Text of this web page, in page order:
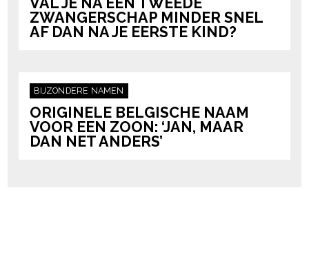
ZWANGERSCHAP MINDER SNEL
AF DAN NA JE EERSTE KIND?
BIJZONDERE NAMEN
ORIGINELE BELGISCHE NAAM
VOOR EEN ZOON: ‘JAN, MAAR
DAN NET ANDERS’